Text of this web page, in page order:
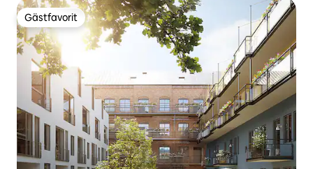
Gästfavorit
Gästfavorit